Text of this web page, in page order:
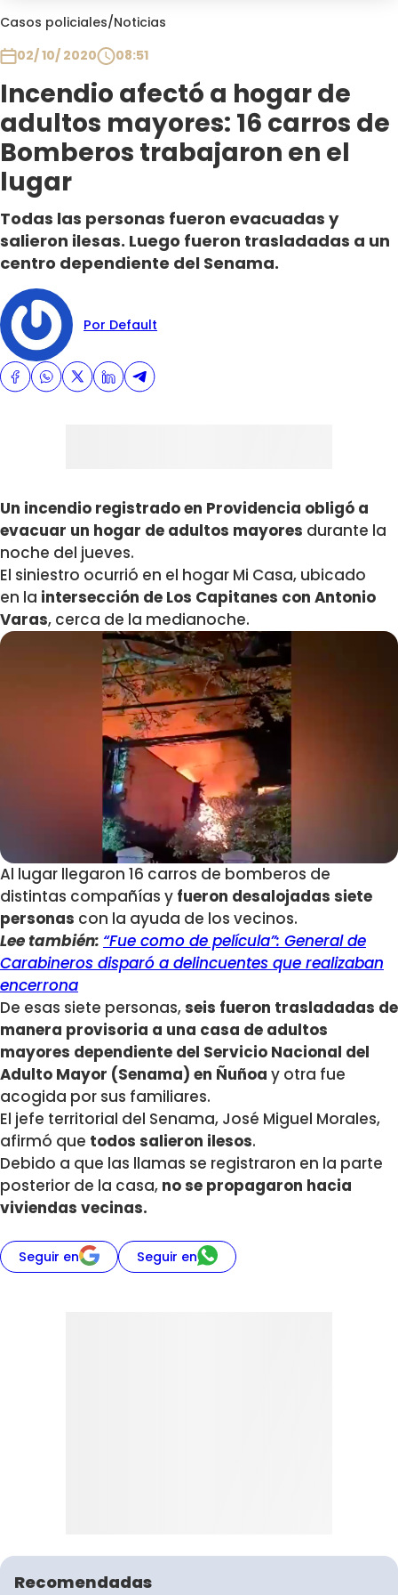
Casos policiales/Noticias
02/ 10/ 2020
08:51
Incendio afectó a hogar de
adultos mayores: 16 carros de
Bomberos trabajaron en el
lugar
Todas las personas fueron evacuadas y
salieron ilesas. Luego fueron trasladadas a un
centro dependiente del Senama.
Por Default
Un incendio registrado en Providencia obligó a
evacuar un hogar de adultos mayores durante la
noche del jueves.
El siniestro ocurrió en el hogar Mi Casa, ubicado
en la intersección de Los Capitanes con Antonio
Varas, cerca de la medianoche.
Al lugar llegaron 16 carros de bomberos de
distintas compañías y fueron desalojadas siete
personas con la ayuda de los vecinos.
Lee también: “Fue como de película”: General de
Carabineros disparó a delincuentes que realizaban
encerrona
De esas siete personas,seis fueron trasladadas de
manera provisoria a una casa de adultos
mayores dependiente del Servicio Nacional del
Adulto Mayor (Senama) en Ñuñoa y otra fue
acogida por sus familiares.
El jefe territorial del Senama, José Miguel Morales,
afirmó que todos salieron ilesos.
Debido a que las llamas se registraron en la parte
posterior de la casa, no se propagaron hacia
viviendas vecinas.
Seguir en Seguir en
Recomendadas
Club De La Comedia
Plan Perfecto
El Tiempo
Sabingo
Todos Los Programas